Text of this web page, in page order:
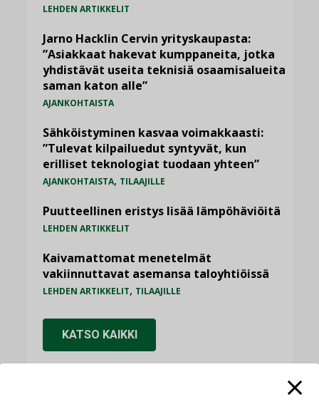
LEHDEN ARTIKKELIT
Jarno Hacklin Cervin yrityskaupasta:
”Asiakkaat hakevat kumppaneita, jotka
yhdistävät useita teknisiä osaamisalueita
saman katon alle”
AJANKOHTAISTA
Sähköistyminen kasvaa voimakkaasti:
”Tulevat kilpailuedut syntyvät, kun
erilliset teknologiat tuodaan yhteen”
AJANKOHTAISTA, TILAAJILLE
Puutteellinen eristys lisää lämpöhäviöitä
LEHDEN ARTIKKELIT
Kaivamattomat menetelmät
vakiinnuttavat asemansa taloyhtiöissä
LEHDEN ARTIKKELIT, TILAAJILLE
KATSO KAIKKI